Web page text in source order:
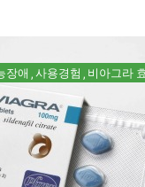
장애 사용경험 비아그라